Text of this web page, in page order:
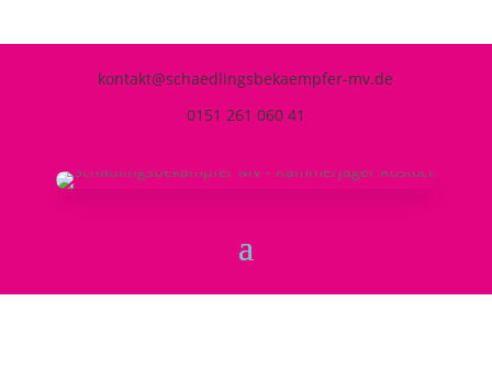
kontakt@schaedlingsbekaempfer-mv.de
0151 261 060 41